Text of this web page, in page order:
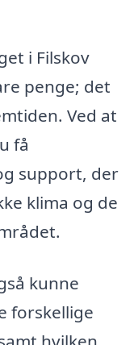
i Filskov
penge; det
Ved at
få
support, der
klima og de
kunne
forskellige